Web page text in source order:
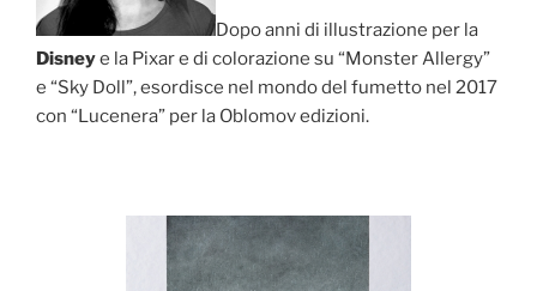
Dopo anni di illustrazione per la
Disneye la Pixar e di colorazione su “Monster Allergy”
e “Sky Doll”, esordisce nel mondo del fumetto nel 2017
con “Lucenera” per la Oblomov edizioni.